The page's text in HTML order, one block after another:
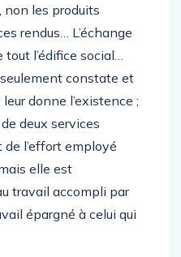
non les produits
rendus… L’échange
l’édifice social…
seulement constate et
donne l’existence ;
deux services
l’effort employé
elle est
travail accompli par
épargné à celui qui